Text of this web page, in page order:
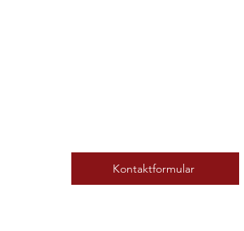
Kontaktformular